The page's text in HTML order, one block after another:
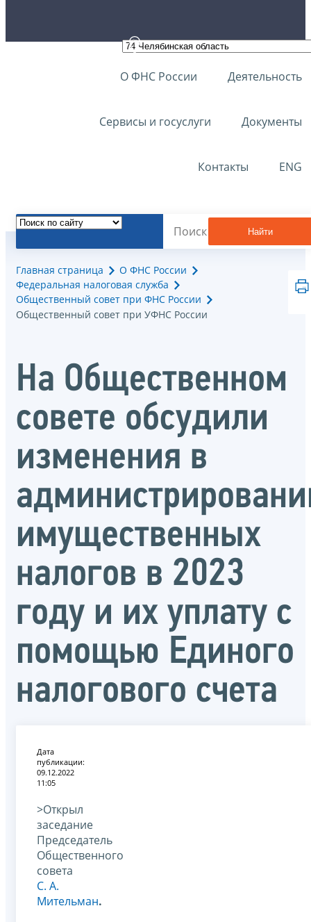
О ФНС России Деятельность
Сервисы и госуслуги Документы
Контакты ENG
Найти
Главная страница
О ФНС России
Федеральная налоговая служба
Общественный совет при ФНС России
Общественный совет при УФНС России
На Общественном
совете обсудили
изменения в
имущественных
налогов в 2023
году и их уплату с
помощью Единого
налогового счета
Дата
публикации:
09.12.2022
11:05
>Открыл
заседание
Председатель
Общественного
совета
С. А.
Мительман.